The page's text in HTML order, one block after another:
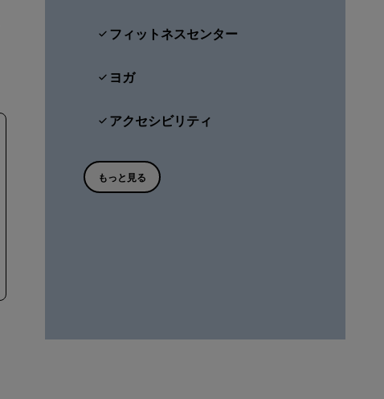
フィットネスセンター
ヨガ
アクセシビリティ
もっと見る